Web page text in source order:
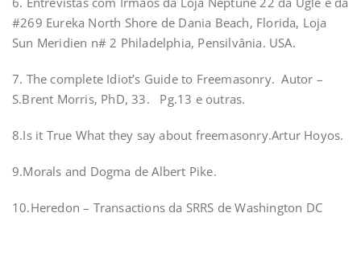
#269 Eureka North Shore de Dania Beach, Florida, Loja
Sun Meridien n# 2 Philadelphia, Pensilvânia. USA.
7. The complete Idiot’s Guide to Freemasonry. Autor –
S.Brent Morris, PhD, 33. Pg.13 e outras.
8.Is it True What they say about freemasonry.Artur Hoyos.
9.Morals and Dogma de Albert Pike.
10.Heredon – Transactions da SRRS de Washington DC